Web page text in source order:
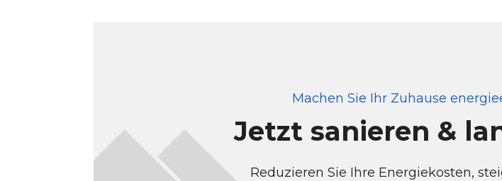
Machen Sie Ihr Zuhause
Jetzt sanieren &
Reduzieren Sie Ihre Energiekosten,